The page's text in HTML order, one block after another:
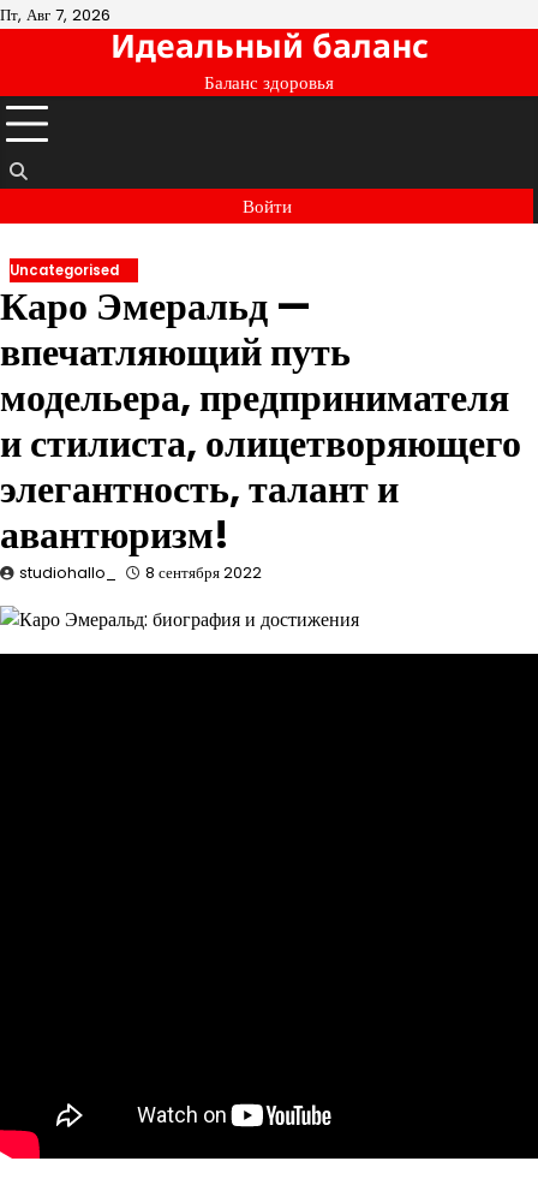
Перейти
Пт, Авг 7, 2026
Идеальный баланс
Баланс здоровья
Войти
Uncategorised
Каро Эмеральд —
впечатляющий путь
модельера, предпринимателя
и стилиста, олицетворяющего
элегантность, талант и
авантюризм!
studiohallo_ 8 сентября 2022